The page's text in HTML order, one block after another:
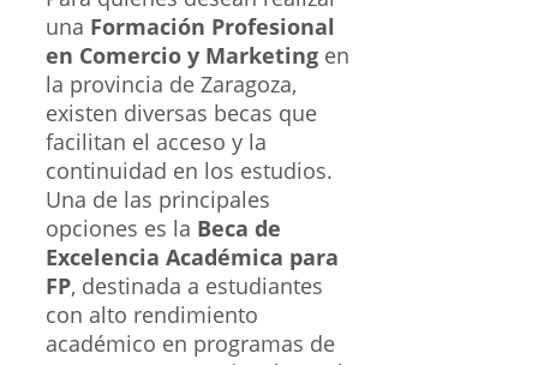
una Formación Profesional
en Comercio y Marketing en
la provincia de Zaragoza,
existen diversas becas que
facilitan el acceso y la
continuidad en los estudios.
Una de las principales
opciones es la Beca de
Excelencia Académica para
FP, destinada a estudiantes
con alto rendimiento
académico en programas de